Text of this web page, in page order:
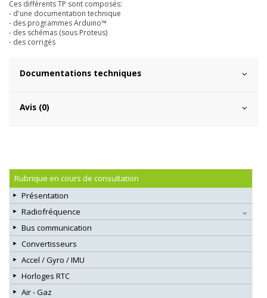
Ces différents TP sont composés:
- d'une documentation technique
- des programmes Arduino™
- des schémas (sous Proteus)
- des corrigés
Documentations techniques
Avis (0)
Rubrique en cours de consultation
Présentation
Radiofréquence
Bus communication
Convertisseurs
Accel / Gyro / IMU
Horloges RTC
Air - Gaz